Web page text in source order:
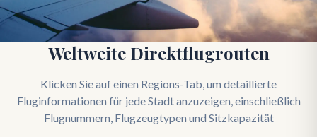
Weltweite Direktflugrouten
Klicken Sie auf einen Regions-Tab, um detaillierte
Fluginformationen für jede Stadt anzuzeigen, einschließlich
Flugnummern, Flugzeugtypen und Sitzkapazität